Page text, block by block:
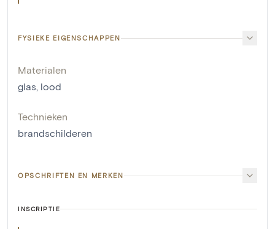
FYSIEKE EIGENSCHAPPEN
Materialen
glas, lood
Technieken
brandschilderen
OPSCHRIFTEN EN MERKEN
INSCRIPTIE